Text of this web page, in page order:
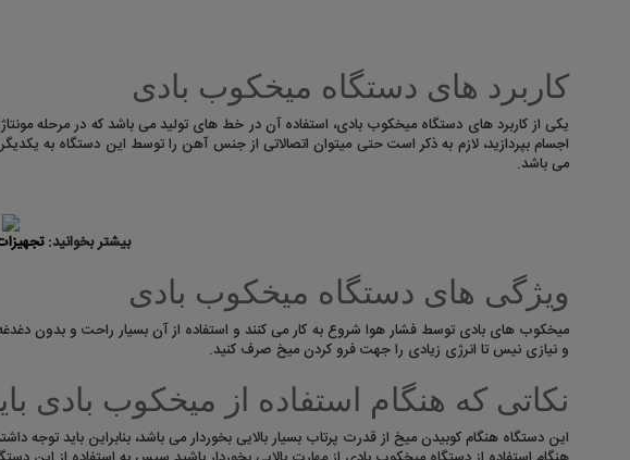
کاربرد های دستگاه میخکوب بادی
یکی از کاربرد های دستگاه میخکوب بادی، استفاده آن در خط های تولید می باشد که در مرحله
اجسام بپردازید، لازم به ذکر است حتی میتوان اتصالاتی از جنس آهن را توسط این دستگاه به
می باشد.
بیشتر بخوانید:
ویژگی های دستگاه میخکوب بادی
میخکوب های بادی توسط فشار هوا شروع به کار می کنند و استفاده از آن بسیار راحت و بدون
و نیازی نیس تا انرژی زیادی را جهت فرو کردن میخ صرف کنید.
نکاتی که هنگام استفاده از میخکوب بادی
این دستگاه هنگام کوبیدن میخ از قدرت پرتاب بسیار بالایی بخوردار می باشد، بنابراین باید